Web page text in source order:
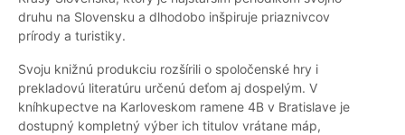
druhu na Slovensku a dlhodobo inšpiruje priaznivcov
prírody a turistiky.
Svoju knižnú produkciu rozšírili o spoločenské hry i
prekladovú literatúru určenú deťom aj dospelým. V
kníhkupectve na Karloveskom ramene 4B v Bratislave je
dostupný kompletný výber ich titulov vrátane máp,